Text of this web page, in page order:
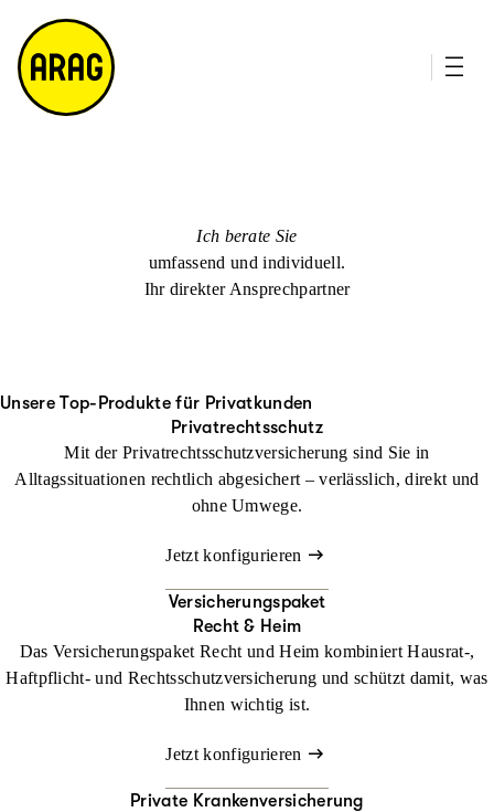
m
a
p
Ich berate Sie
umfassend und individuell.
Ihr direkter Ansprechpartner
Unsere Top-Produkte für Privatkunden
Privatrechtsschutz
Mit der Privatrechtsschutzversicherung sind Sie in
Alltagssituationen rechtlich abgesichert – verlässlich, direkt und
ohne Umwege.
Jetzt konfigurieren
Versicherungspaket
Recht & Heim
Das Versicherungspaket Recht und Heim kombiniert Hausrat-,
Haftpflicht- und Rechtsschutzversicherung und schützt damit, was
Ihnen wichtig ist.
Jetzt konfigurieren
Private Krankenversicherung